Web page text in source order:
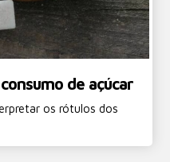
de açúcar
os rótulos dos